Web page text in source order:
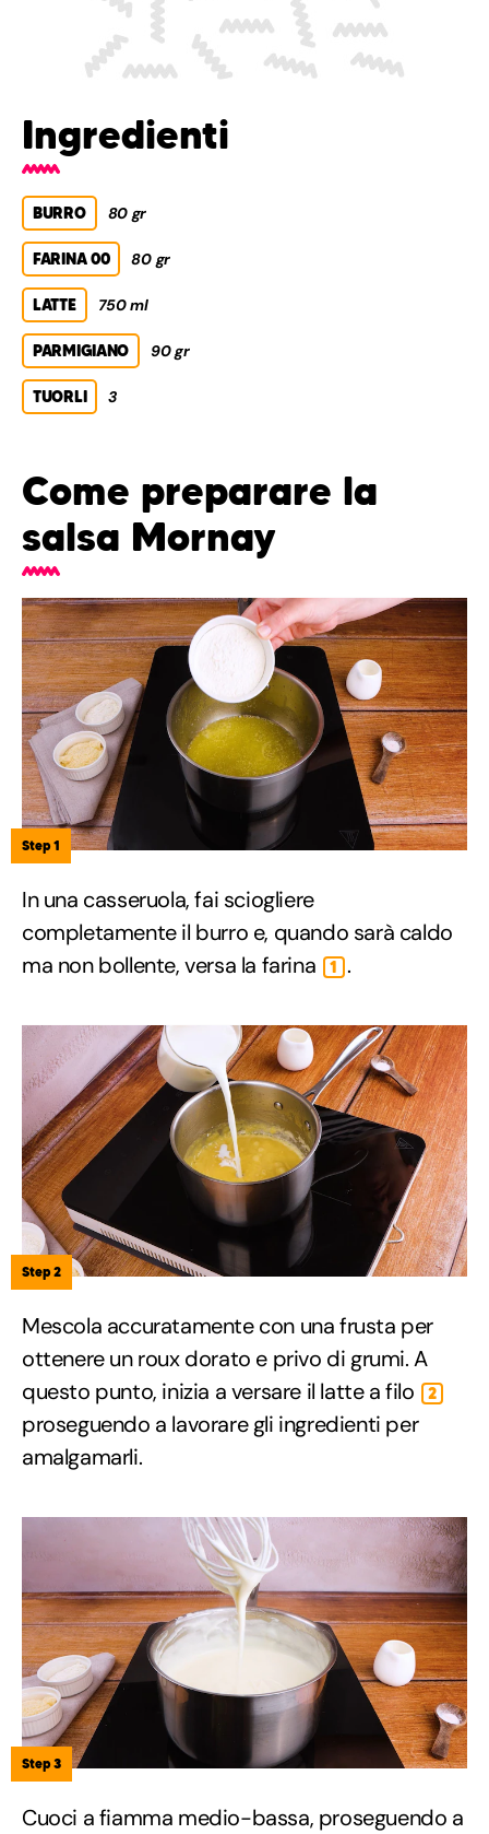
Ingredienti
BURRO 80 gr
FARINA 00 80 gr
LATTE 750 ml
PARMIGIANO 90 gr
TUORLI 3
Come preparare la
salsa Mornay
Step 1
In una casseruola, fai sciogliere
completamente il burro e, quando sarà caldo
ma non bollente, versa la farina
1 .
Step 2
Mescola accuratamente con una frusta per
ottenere un roux dorato e privo di grumi. A
questo punto, inizia a versare il latte a filo
2
proseguendo a lavorare gli ingredienti per
amalgamarli.
Step 3
Cuoci a fiamma medio-bassa, proseguendo a